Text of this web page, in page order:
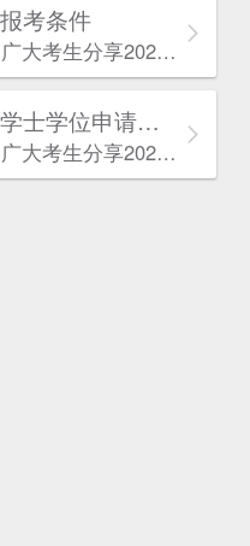
考条件
四川成人高考网​为广大考生分享2025年‌‌‌‌四川成考报考条件。为广大在职人员和社会人士提供学历提升的机会。更多四川成考考试信息，欢迎在线访问四川成人高考网。
2025年‌‌‌‌四川成考学士学位申请条件
四川成人高考网​为广大考生分享2025年‌‌‌‌四川成考学士学位申请条件。为广大在职人员和社会人士提供学历提升的机会。更多四川成考考试信息，欢迎在线访问四川成人高考网。